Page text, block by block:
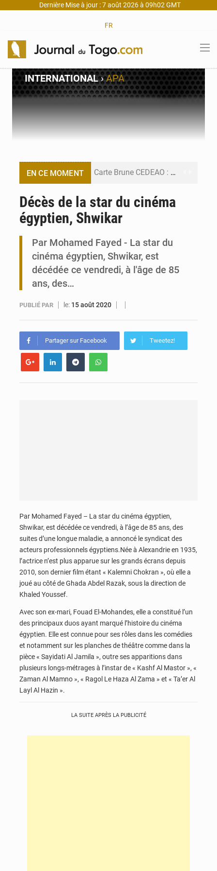
Dernière Mise à jour : 7 août 2026 à 09h02 GMT
FR
INTERNATIONAL›APA
EN CE MOMENT Carte Brune CEDEAO : Lomé mise sur la digitalisation des sinistres
Décès de la star du cinéma
égyptien, Shwikar
Par Mohamed Fayed - La star du
cinéma égyptien, Shwikar, est
décédée ce vendredi, à l'âge de 85
ans, des…
PUBLIÉ PAR le: 15 août 2020
Partager sur Facebook Tweetez!
Par Mohamed Fayed – La star du cinéma égyptien,
Shwikar, est décédée ce vendredi, à l’âge de 85 ans, des
suites d’une longue maladie, a annoncé le syndicat des
acteurs professionnels égyptiens.Née à Alexandrie en 1935,
l’actrice n’est plus apparue sur les grands écrans depuis
2010, son dernier film étant « Kalemni Chokran », où elle a
joué au côté de Ghada Abdel Razak, sous la direction de
Khaled Youssef.
Avec son ex-mari, Fouad El-Mohandes, elle a constitué l’un
des principaux duos ayant marqué l’histoire du cinéma
égyptien. Elle est connue pour ses rôles dans les comédies
et notamment sur les planches de théâtre comme dans la
pièce « Sayidati Al Jamila », outre ses apparitions dans
plusieurs longs-métrages à l’instar de « Kashf Al Mastor », «
Zaman Al Mamno », « Ragol Le Haza Al Zama » et « Ta’er Al
Layl Al Hazin ».
LA SUITE APRÈS LA PUBLICITÉ